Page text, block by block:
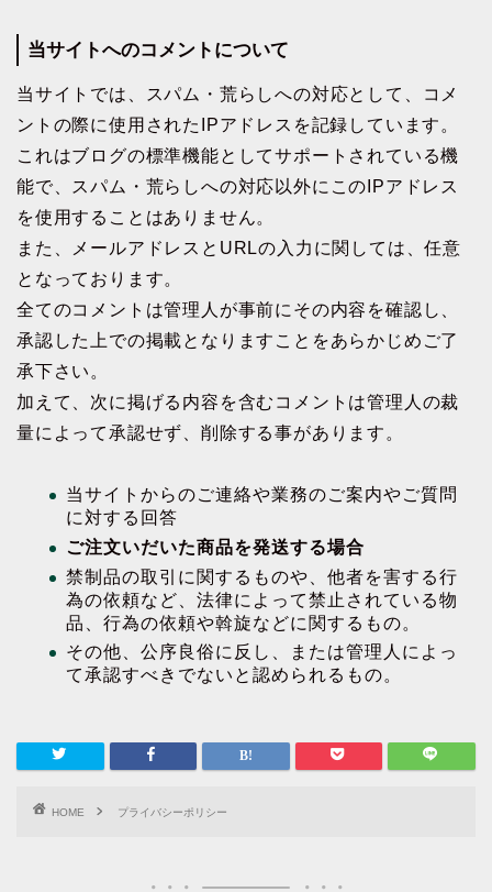
当サイトへのコメントについて
当サイトでは、スパム・荒らしへの対応として、コメ
ントの際に使用されたIPアドレスを記録しています。
これはブログの標準機能としてサポートされている機
能で、スパム・荒らしへの対応以外にこのIPアドレス
を使用することはありません。
また、メールアドレスとURLの入力に関しては、任意
となっております。
全てのコメントは管理人が事前にその内容を確認し、
承認した上での掲載となりますことをあらかじめご了
承下さい。
加えて、次に掲げる内容を含むコメントは管理人の裁
量によって承認せず、削除する事があります。
当サイトからのご連絡や業務のご案内やご質問
に対する回答
ご注文いだいた商品を発送する場合
禁制品の取引に関するものや、他者を害する行
為の依頼など、法律によって禁止されている物
品、行為の依頼や斡旋などに関するもの。
その他、公序良俗に反し、または管理人によっ
て承認すべきでないと認められるもの。
HOME プライバシーポリシー